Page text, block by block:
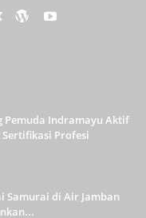
Indramayu Aktif
Profesi
Samurai di Air Jamban